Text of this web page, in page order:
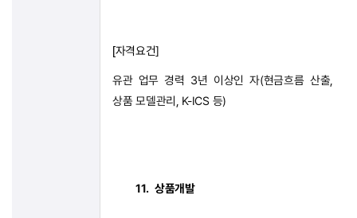
[자격요건]
유관 업무 경력 3년 이상인 자(현금흐름 산출
상품 모델관리 , K-ICS 등)
11. 상품개발